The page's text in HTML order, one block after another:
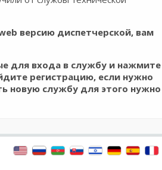
версию диспетчерской, вам
для входа в службу и нажмите
регистрацию, если нужно
новую службу для этого нужно